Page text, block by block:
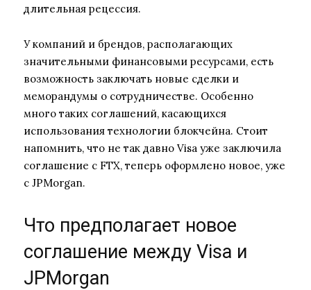
длительная рецессия.
У компаний и брендов, располагающих
значительными финансовыми ресурсами, есть
возможность заключать новые сделки и
меморандумы о сотрудничестве. Особенно
много таких соглашений, касающихся
использования технологии блокчейна. Стоит
напомнить, что не так давно Visa уже заключила
соглашение с FTX, теперь оформлено новое, уже
с JPMorgan.
Что предполагает новое
соглашение между Visa и
JPMorgan